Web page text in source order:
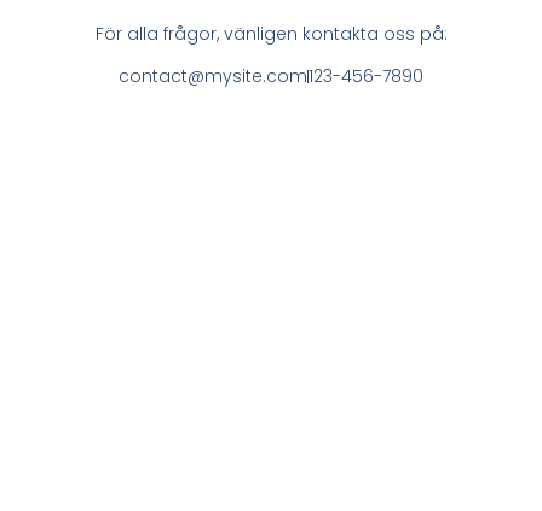
För alla frågor, vänligen kontakta oss på:
contact@mysite.com123-456-7890